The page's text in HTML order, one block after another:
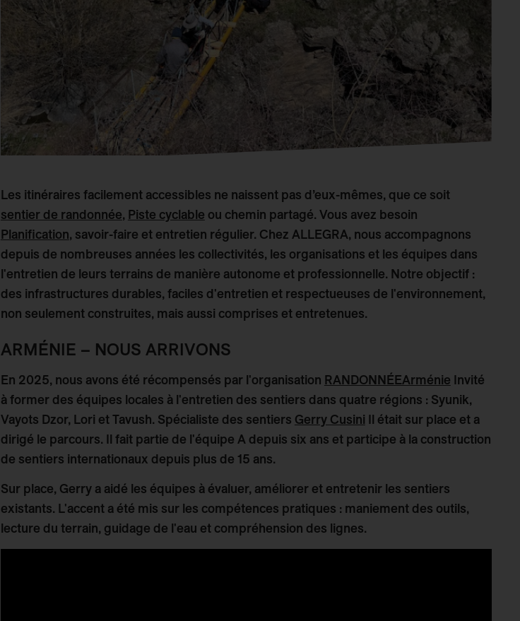
Les itinéraires facilement accessibles ne naissent pas d’eux-mêmes, que ce soit
sentier de randonnée, Piste cyclable ou chemin partagé. Vous avez besoin
Planification, savoir-faire et entretien régulier. Chez ALLEGRA, nous accompagnons
depuis de nombreuses années les collectivités, les organisations et les équipes dans
l'entretien de leurs terrains de manière autonome et professionnelle. Notre objectif :
des infrastructures durables, faciles d'entretien et respectueuses de l'environnement,
non seulement construites, mais aussi comprises et entretenues.
ARMÉNIE – NOUS ARRIVONS
En 2025, nous avons été récompensés par l'organisation RANDONNÉEArménie Invité
à former des équipes locales à l'entretien des sentiers dans quatre régions : Syunik,
Vayots Dzor, Lori et Tavush. Spécialiste des sentiers Gerry Cusini Il était sur place et a
dirigé le parcours. Il fait partie de l'équipe A depuis six ans et participe à la construction
de sentiers internationaux depuis plus de 15 ans.
Sur place, Gerry a aidé les équipes à évaluer, améliorer et entretenir les sentiers
existants. L'accent a été mis sur les compétences pratiques : maniement des outils,
lecture du terrain, guidage de l'eau et compréhension des lignes.